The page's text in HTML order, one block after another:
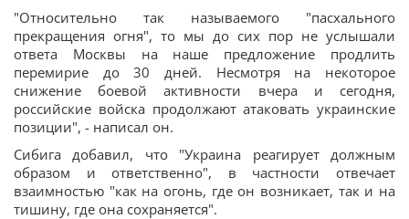
"Относительно так называемого "пасхального
прекращения огня", то мы до сих пор не услышали
ответа Москвы на наше предложение продлить
перемирие до 30 дней. Несмотря на некоторое
снижение боевой активности вчера и сегодня,
российские войска продолжают атаковать украинские
позиции", - написал он.
Сибига добавил, что "Украина реагирует должным
образом и ответственно", в частности отвечает
взаимностью "как на огонь, где он возникает, так и на
тишину, где она сохраняется".